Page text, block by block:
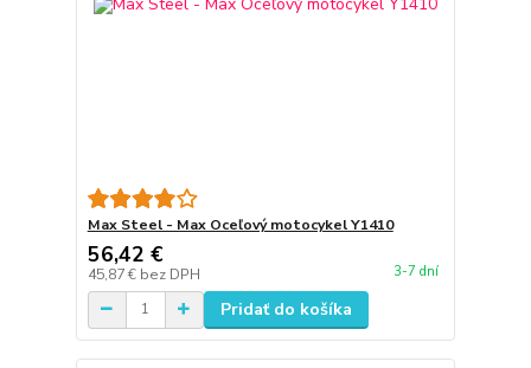
Max Steel - Max Oceľový motocykel Y1410
56,42 €
45,87 € bez DPH 3-7 dní
Pridať do košíka